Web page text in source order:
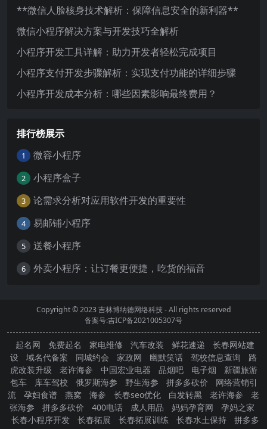
**微信人脸核身技术解析：保障信息安全的新利器**
微信小程序解决方案与开发技巧全解析
小程序开发工具详解：助力开发者轻松完成项目
小程序支付开发步骤解析：实现支付功能的详细步骤
小程序开发成本分析：哪些因素影响最终费用？
排行榜展示
1 微容小程序
2 小程序盒子
3 论需求分析对应用软件开发的重要性
4 易邮铺小程序
5 送餐小程序
6 外卖小程序：让订餐更便捷，吃货的福音
Copyright © 2023吉林博纳德网络科技- All rights reserved
备案号:吉ICP备2021005307号
起名网 免费起名 家电维修 汽车改装 鲜花速递
长春网站建
设
域名代备案 同城约会 家政网 幽默笑话 驾校信息查询
路
虎改装升级
老许海参 中国宏业电器 品烟吧 电子烟
新疆旅游
包车
库车驾校 俄罗斯海参 野生海参 拼多多砍价
网络营销引
流
孕妇食谱 燕窝 海参 长春seo优化 白发转黑 老许海参
老
张海参
拼多多砍价 400电话 成人用品 妈妈孕育网
孕妈之家
长春小程序开发
长春拓展 长春拓展训练 长春水土保持
拼多多